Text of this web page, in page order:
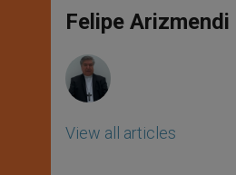
p
p
g
e
o
k
r
Felipe Arizmendi
View all articles